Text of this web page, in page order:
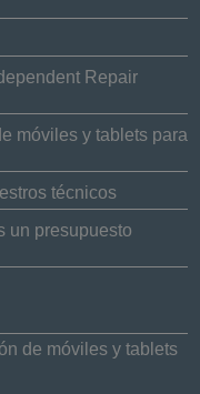
Repair
móviles y tablets para
técnicos
un presupuesto
de móviles y tablets